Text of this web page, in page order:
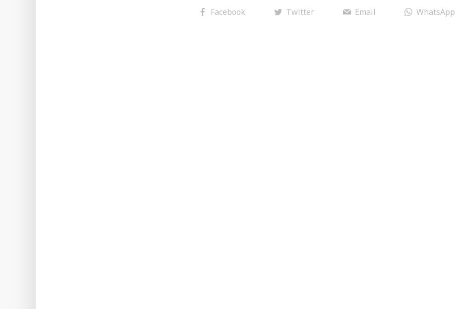
Facebook Twitter Email WhatsApp